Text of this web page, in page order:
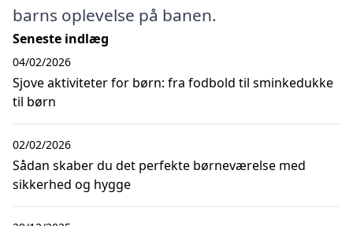
barns oplevelse på banen.
Seneste indlæg
Sjove aktiviteter for børn: fra fodbold til sminkedukke
til børn
04/02/2026
Sådan skaber du det perfekte børneværelse med
sikkerhed og hygge
02/02/2026